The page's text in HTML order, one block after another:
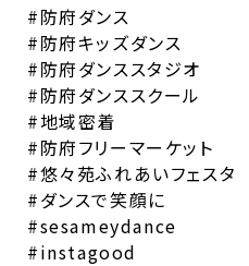
#防府ダンス
#防府キッズダンス
#防府ダンススタジオ
#防府ダンススクール
#地域密着
#防府フリーマーケット
#悠々苑ふれあいフェスタ
#ダンスで笑顔に
#sesameydance
#instagood